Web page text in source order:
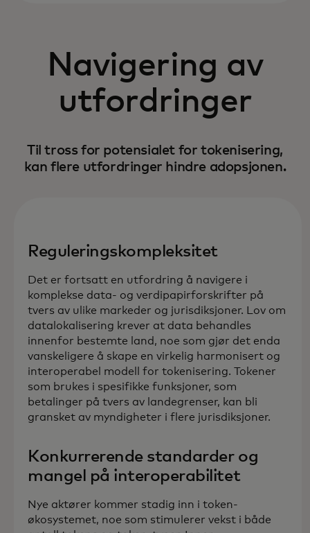
Navigering av
utfordringer
Til tross for potensialet for tokenisering,
kan flere utfordringer hindre adopsjonen.
Reguleringskompleksitet
Det er fortsatt en utfordring å navigere i
komplekse data- og verdipapirforskrifter på
tvers av ulike markeder og jurisdiksjoner. Lov om
datalokalisering krever at data behandles
innenfor bestemte land, noe som gjør det enda
vanskeligere å skape en virkelig harmonisert og
interoperabel modell for tokenisering. Tokener
som brukes i spesifikke funksjoner, som
betalinger på tvers av landegrenser, kan bli
gransket av myndigheter i flere jurisdiksjoner.
Konkurrerende standarder og
mangel på interoperabilitet
Nye aktører kommer stadig inn i token-
økosystemet, noe som stimulerer vekst i både